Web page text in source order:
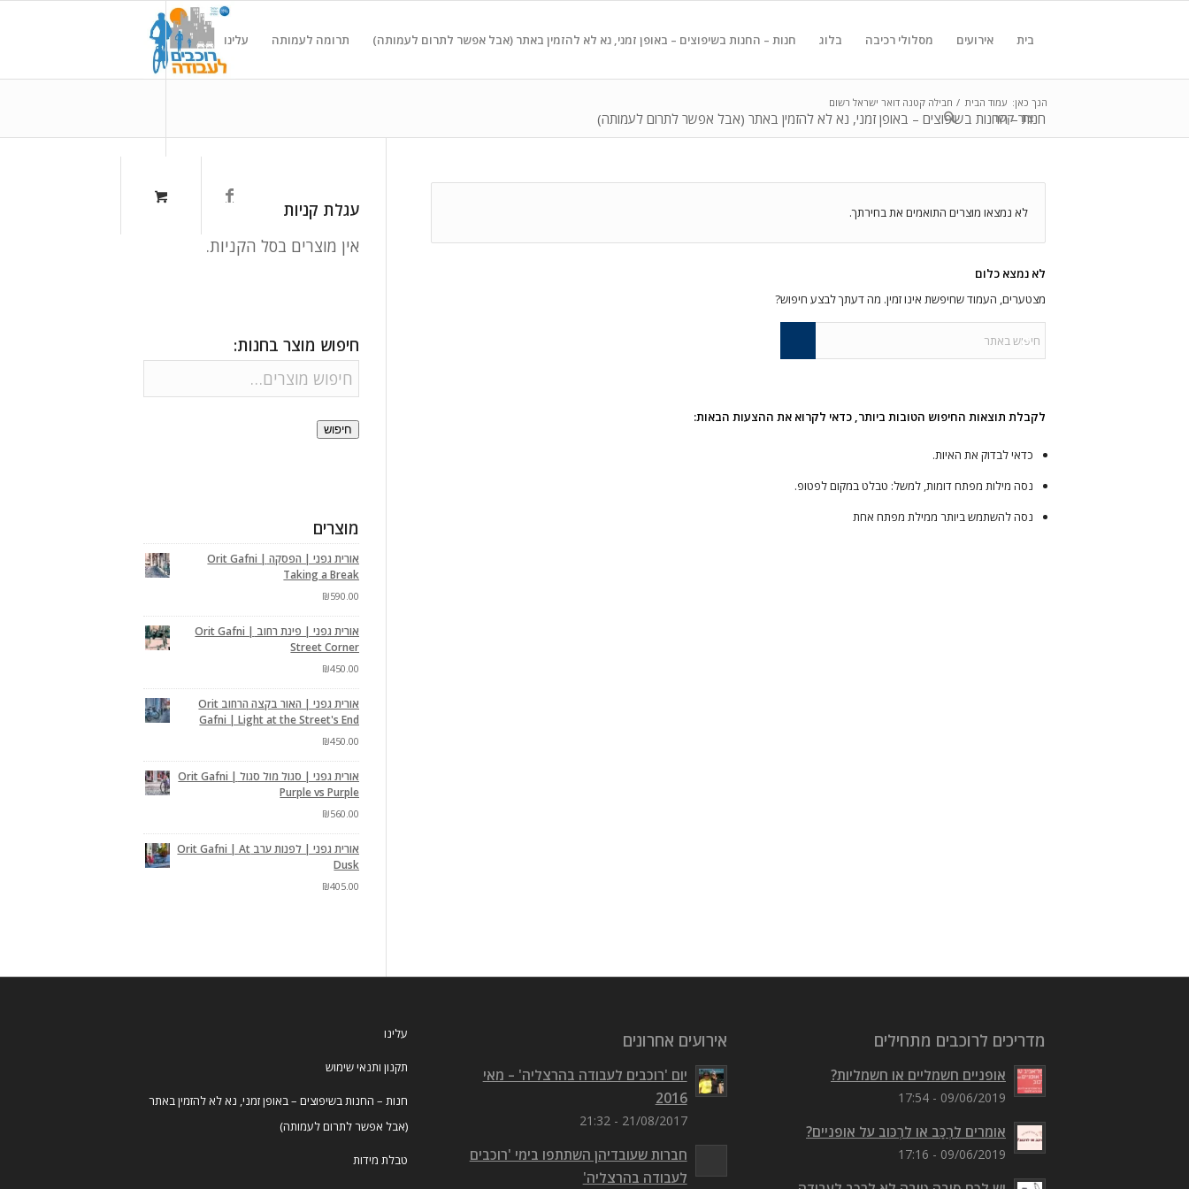
בית אירועים מסלולי רכיבה בלוג חנות – החנות בשיפוצים – באופן זמני, נא לא להזמין באתר (אבל אפשר לתרום לעמותה) תרומה לעמותה עלינו
צור קשר
חנות – החנות בשיפוצים – באופן זמני, נא לא להזמין באתר (אבל אפשר לתרום לעמותה)
הנך כאן: עמוד הבית / חבילה קטנה דואר ישראל רשום
לא נמצאו מוצרים התואמים את בחירתך.
לא נמצא כלום
מצטערים, העמוד שחיפשת אינו זמין. מה דעתך לבצע חיפוש?
לקבלת תוצאות החיפוש הטובות ביותר, כדאי לקרוא את ההצעות הבאות:
כדאי לבדוק את האיות.
נסה מילות מפתח דומות, למשל: טבלט במקום לפטופ.
נסה להשתמש ביותר ממילת מפתח אחת
עגלת קניות
אין מוצרים בסל הקניות.
חיפוש מוצר בחנות:
חיפוש
מוצרים
אורית גפני | הפסקה Orit Gafni |
Taking a Break
₪590.00
אורית גפני | פינת רחוב Orit Gafni |
Street Corner
₪450.00
אורית גפני | האור בקצה הרחוב Orit
Gafni | Light at the Street's End
₪450.00
אורית גפני | סגול מול סגול Orit Gafni |
Purple vs Purple
₪560.00
אורית גפני | לפנות ערב Orit Gafni | At
Dusk
₪405.00
מדריכים לרוכבים מתחילים
אופניים חשמליים או חשמליות?
09/06/2019 - 17:54
אומרים לִרְכַּב או לִרְכּוב על אופניים?
09/06/2019 - 17:16
אירועים אחרונים
יום 'רוכבים לעבודה בהרצליה' – מאי
2016
21/08/2017 - 21:32
חברות שעובדיהן השתתפו בימי 'רוכבים
לעבודה בהרצליה'
עלינו
תקנון ותנאי שימוש
חנות – החנות בשיפוצים – באופן זמני, נא לא להזמין באתר
(אבל אפשר לתרום לעמותה)
טבלת מידות